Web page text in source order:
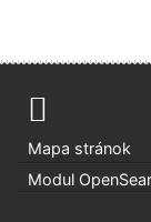
Mapa stránok
Modul